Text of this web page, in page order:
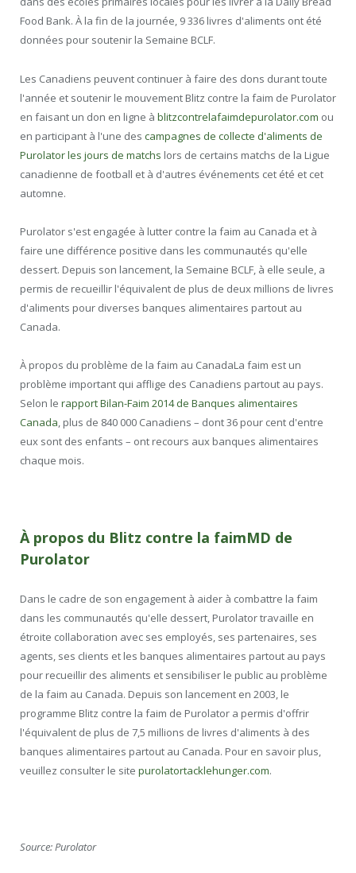
Food Bank. À la fin de la journée, 9 336 livres d'aliments ont été
données pour soutenir la Semaine BCLF.
Les Canadiens peuvent continuer à faire des dons durant toute
l'année et soutenir le mouvement Blitz contre la faim de Purolator
en faisant un don en ligne à blitzcontrelafaimdepurolator.com ou
en participant à l'une des campagnes de collecte d'aliments de
Purolator les jours de matchs lors de certains matchs de la Ligue
canadienne de football et à d'autres événements cet été et cet
automne.
Purolator s'est engagée à lutter contre la faim au Canada et à
faire une différence positive dans les communautés qu'elle
dessert. Depuis son lancement, la Semaine BCLF, à elle seule, a
permis de recueillir l'équivalent de plus de deux millions de livres
d'aliments pour diverses banques alimentaires partout au
Canada.
À propos du problème de la faim au CanadaLa faim est un
problème important qui afflige des Canadiens partout au pays.
Selon le rapport Bilan-Faim 2014 de Banques alimentaires
Canada, plus de 840 000 Canadiens – dont 36 pour cent d'entre
eux sont des enfants – ont recours aux banques alimentaires
chaque mois.
À propos du Blitz contre la faimMD de
Purolator
Dans le cadre de son engagement à aider à combattre la faim
dans les communautés qu'elle dessert, Purolator travaille en
étroite collaboration avec ses employés, ses partenaires, ses
agents, ses clients et les banques alimentaires partout au pays
pour recueillir des aliments et sensibiliser le public au problème
de la faim au Canada. Depuis son lancement en 2003, le
programme Blitz contre la faim de Purolator a permis d'offrir
l'équivalent de plus de 7,5 millions de livres d'aliments à des
banques alimentaires partout au Canada. Pour en savoir plus,
veuillez consulter le site purolatortacklehunger.com.
Source: Purolator